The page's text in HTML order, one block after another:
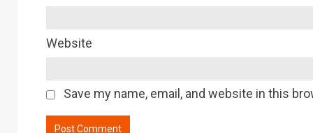
Website
Save my name, email, and website in this